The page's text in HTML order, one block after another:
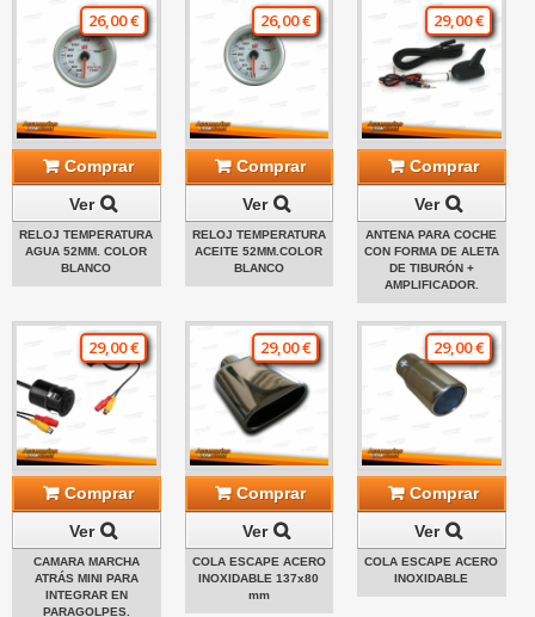
26,00 €
Comprar
Ver
RELOJ TEMPERATURA
AGUA 52MM. COLOR
BLANCO
26,00 €
Comprar
Ver
RELOJ TEMPERATURA
ACEITE 52MM.COLOR
BLANCO
29,00 €
Comprar
Ver
ANTENA PARA COCHE
CON FORMA DE ALETA
DE TIBURÓN +
AMPLIFICADOR.
29,00 €
Comprar
Ver
CAMARA MARCHA
ATRÁS MINI PARA
INTEGRAR EN
PARAGOLPES.
29,00 €
Comprar
Ver
COLA ESCAPE ACERO
INOXIDABLE 137x80
mm
29,00 €
Comprar
Ver
COLA ESCAPE ACERO
INOXIDABLE